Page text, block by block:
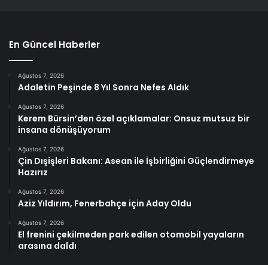
En Güncel Haberler
Ağustos 7, 2026
Adaletin Peşinde 8 Yıl Sonra Nefes Aldık
Ağustos 7, 2026
Kerem Bürsin’den özel açıklamalar: Onsuz mutsuz bir
insana dönüşüyorum
Ağustos 7, 2026
Çin Dışişleri Bakanı: Asean ile İşbirliğini Güçlendirmeye
Hazırız
Ağustos 7, 2026
Aziz Yıldırım, Fenerbahçe için Aday Oldu
Ağustos 7, 2026
El frenini çekilmeden park edilen otomobil yayaların
arasına daldı